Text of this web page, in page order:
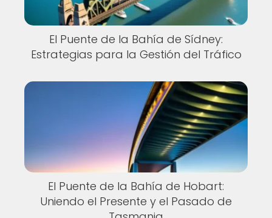
El Puente de la Bahía de Sídney:
Estrategias para la Gestión del Tráfico
El Puente de la Bahía de Hobart:
Uniendo el Presente y el Pasado de